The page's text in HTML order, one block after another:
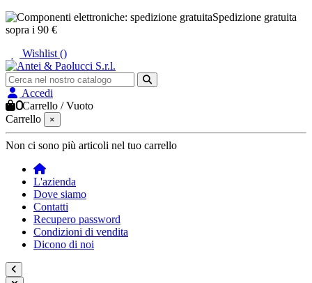
Spedizione gratuita
sopra i 90 €
Wishlist ()
Accedi
0Carrello /Vuoto
Carrello
×
Non ci sono più articoli nel tuo carrello
L'azienda
Dove siamo
Contatti
Recupero password
Condizioni di vendita
Dicono di noi